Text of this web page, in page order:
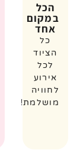
הכל
במקום
אחד
כל
הציוד
לכל
אירוע
לחוויה
מושלמת!